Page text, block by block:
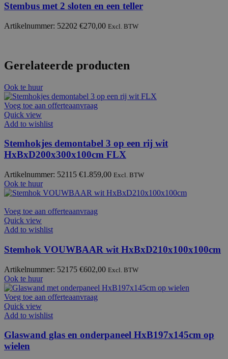
Stembus met 2 sloten en een teller
Artikelnummer: 52202 €270,00 Excl. BTW
Gerelateerde producten
Ook te huur
Voeg toe aan offerteaanvraag
Quick view
Add to wishlist
Stemhokjes demontabel 3 op een rij wit
HxBxD200x300x100cm FLX
Artikelnummer: 52115 €1.859,00 Excl. BTW
Ook te huur
Voeg toe aan offerteaanvraag
Quick view
Add to wishlist
Stemhok VOUWBAAR wit HxBxD210x100x100cm
Artikelnummer: 52175 €602,00 Excl. BTW
Ook te huur
Voeg toe aan offerteaanvraag
Quick view
Add to wishlist
Glaswand glas en onderpaneel HxB197x145cm op
wielen